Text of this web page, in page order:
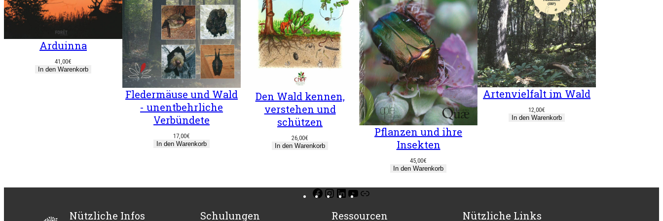
Arduinna
41,00€
In den Warenkorb
Fledermäuse und Wald
- unentbehrliche
Verbündete
17,00€
In den Warenkorb
Den Wald kennen,
verstehen und
schützen
26,00€
In den Warenkorb
Pflanzen und ihre
Insekten
45,00€
In den Warenkorb
Artenvielfalt im Wald
12,00€
In den Warenkorb
Facebook
Instagram
LinkedInYouTube
Nützliche Infos Schulungen Ressourcen Nützliche Links